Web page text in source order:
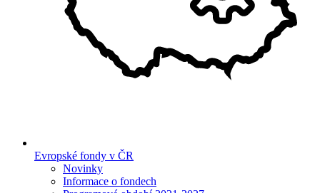
Evropské fondy v ČR
Novinky
Informace o fondech